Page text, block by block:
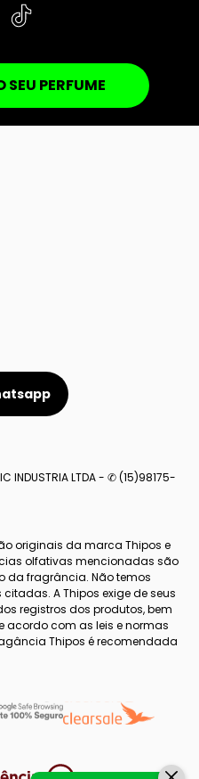
SEU PERFUME
INDUSTRIA LTDA - ✆ (15)98175-
originais da marca Thipos e
olfativas mencionadas são
da fragrância. Não temos
A Thipos exige de seus
registros dos produtos, bem
com as leis e normas
Thipos é recomendada